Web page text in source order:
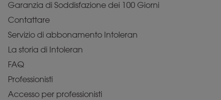
Garanzia di Soddisfazione dei 100 Giorni
Contattare
Servizio di abbonamento Intoleran
La storia di Intoleran
FAQ
Professionisti
Accesso per professionisti